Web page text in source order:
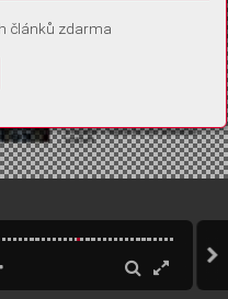
článků zdarma